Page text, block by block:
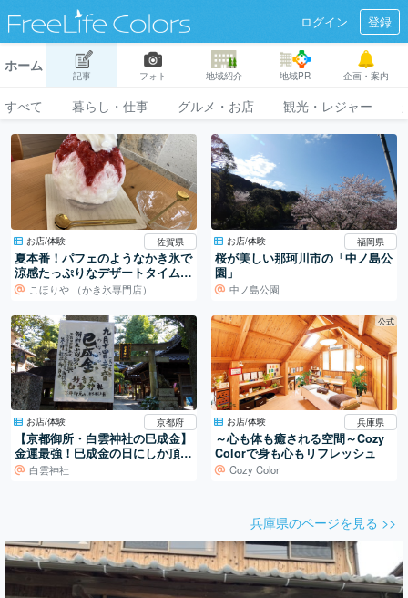
ログイン 登録
ホーム
記事 フォト 地域紹介 地域PR 企画・案内
すべて 暮らし・仕事 グルメ・お店 観光・レジャー
お店/体験 佐賀県
夏本番！パフェのようなかき氷で
涼感たっぷりなデザートタイム
を。こほりや （かき氷専門店）
お店/体験 福岡県
桜が美しい那珂川市の「中ノ島公
園」
中ノ島公園
お店/体験 京都府
【京都御所・白雲神社の巳成金】
金運最強！巳成金の日にしか頂け
ない貴重な小判御守で人気の神社
白雲神社
公式
お店/体験 兵庫県
～心も体も癒される空間～Cozy
Colorで身も心もリフレッシュ
Cozy Color
兵庫県のページを見る >>